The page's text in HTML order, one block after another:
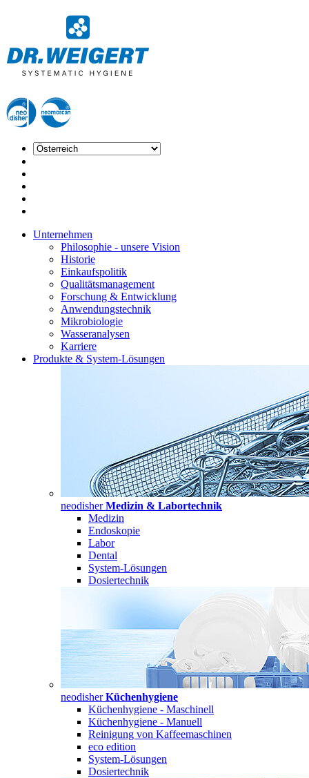
Unternehmen
Philosophie - unsere Vision
Historie
Einkaufspolitik
Qualitätsmanagement
Forschung & Entwicklung
Anwendungstechnik
Mikrobiologie
Wasseranalysen
Karriere
Produkte & System-Lösungen
neodisherMedizin & Labortechnik
Medizin
Endoskopie
Labor
Dental
System-Lösungen
Dosiertechnik
neodisherKüchenhygiene
Küchenhygiene - Maschinell
Küchenhygiene - Manuell
Reinigung von Kaffeemaschinen
eco edition
System-Lösungen
Dosiertechnik